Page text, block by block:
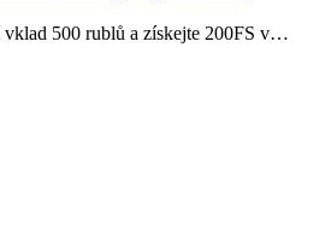
500 rublů a získejte 200FS v…